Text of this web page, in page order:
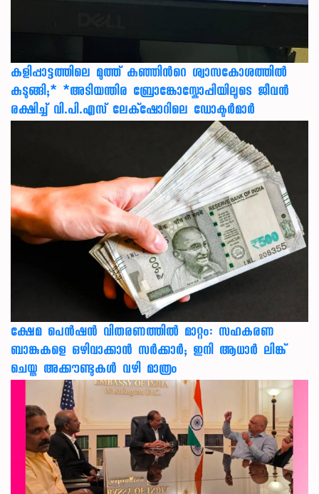
കളിപ്പാട്ടത്തിലെ മുത്ത് കുഞ്ഞിന്‍റെ ശ്വാസകോശത്തിൽ
കുടുങ്ങി;* *അടിയന്തിര ബ്രോങ്കോസ്കോപ്പിയിലൂടെ ജീവൻ
രക്ഷ‍ിച്ച് വി.പി.എസ് ലേക്‌ഷോറിലെ ഡോക്ടർമാർ
ക്ഷേമ പെൻഷൻ വിതരണത്തിൽ മാറ്റം: സഹകരണ
ബാങ്കുകളെ ഒഴിവാക്കാൻ സർക്കാർ; ഇനി ആധാർ ലിങ്ക്
ചെയ്ത അക്കൗണ്ടുകൾ വഴി മാത്രം